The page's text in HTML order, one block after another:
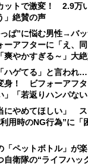
ットで激変！ 2.9万
」絶賛の声
ぱ”に悩む男性→バ
ーアフターに「え、
爽やかすぎる～」大
ハゲてる」と言われ
身！ ビフォーアフ
」「若返りハンパない
にやめてほしい」
用時のNG行為”に「
「ペットボトル」が
自衛隊の“ライフハッ